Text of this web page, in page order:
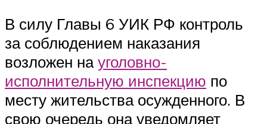
В силу Главы 6 УИК РФ контроль
за соблюдением наказания
возложен науголовно-
исполнительную инспекцию по
месту жительства осужденного. В
свою очередь она уведомляет